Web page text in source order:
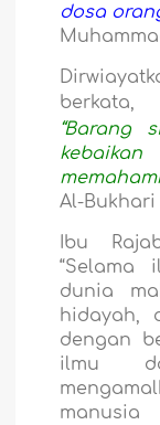
dosa
berkata,
“Barang
Al-
Ibu
“Selama
dunia
hidayah,
dengan
ilmu